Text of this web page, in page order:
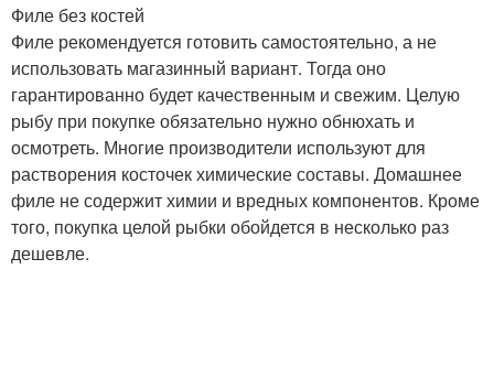
Филе без костей
Филе рекомендуется готовить самостоятельно, а не
использовать магазинный вариант. Тогда оно
гарантированно будет качественным и свежим. Целую
рыбу при покупке обязательно нужно обнюхать и
осмотреть. Многие производители используют для
растворения косточек химические составы. Домашнее
филе не содержит химии и вредных компонентов. Кроме
того, покупка целой рыбки обойдется в несколько раз
дешевле.